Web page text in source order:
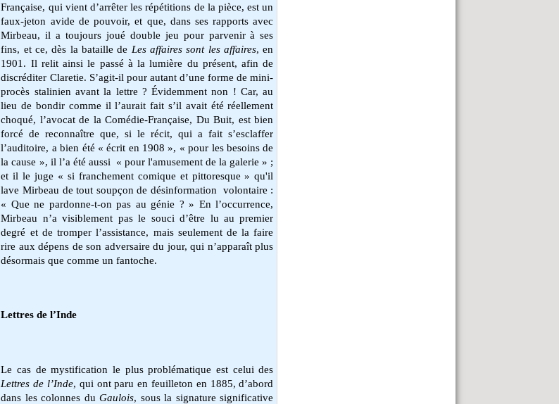
Française, qui vient d’arrêter les répétitions de la pièce, est un
faux-jeton avide de pouvoir, et que, dans ses rapports avec
Mirbeau, il a toujours joué double jeu pour parvenir à ses
fins, et ce, dès la bataille de Les affaires sont les affaires, en
1901. Il relit ainsi le passé à la lumière du présent, afin de
discréditer Claretie. S’agit-il pour autant d’une forme de mini-
procès stalinien avant la lettre ? Évidemment non ! Car, au
lieu de bondir comme il l’aurait fait s’il avait été réellement
choqué, l’avocat de la Comédie-Française, Du Buit, est bien
forcé de reconnaître que, si le récit, qui a fait s’esclaffer
l’auditoire, a bien été « écrit en 1908 », « pour les besoins de
la cause », il l’a été aussi « pour l'amusement de la galerie » ;
et il le juge « si franchement comique et pittoresque » qu'il
lave Mirbeau de tout soupçon de désinformation volontaire :
« Que ne pardonne-t-on pas au génie ? » En l’occurrence,
Mirbeau n’a visiblement pas le souci d’être lu au premier
degré et de tromper l’assistance, mais seulement de la faire
rire aux dépens de son adversaire du jour, qui n’apparaît plus
désormais que comme un fantoche.
Lettres de l’Inde
Le cas de mystification le plus problématique est celui des
Lettres de l’Inde, qui ont paru en feuilleton en 1885, d’abord
dans les colonnes duGaulois, sous la signature significative